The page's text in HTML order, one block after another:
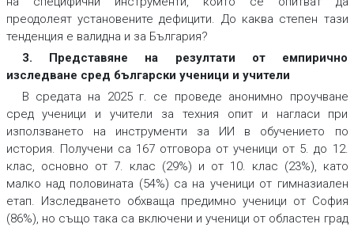
преодолеят установените дефицити. До каква степен тази
тенденция е валидна и за България?
3. Представяне на резултати от емпирично
изследване сред български ученици и учители
В средата на 2025 г. се проведе анонимно проучване
сред ученици и учители за техния опит и нагласи при
използването на инструменти за ИИ в обучението по
история. Получени са 167 отговора от ученици от 5. до 12.
клас, основно от 7. клас (29%) и от 10. клас (23%), като
малко над половината (54%) са на ученици от гимназиален
етап. Изследването обхваща предимно ученици от София
(86%), но също така са включени и ученици от областен град